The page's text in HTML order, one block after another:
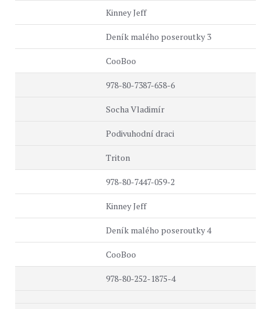
Kinney Jeff
Deník malého poseroutky 3
CooBoo
978-80-7387-658-6
Socha Vladimír
Podivuhodní draci
Triton
978-80-7447-059-2
Kinney Jeff
Deník malého poseroutky 4
CooBoo
978-80-252-1875-4